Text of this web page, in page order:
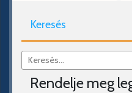
Keresés
Rendelje meg